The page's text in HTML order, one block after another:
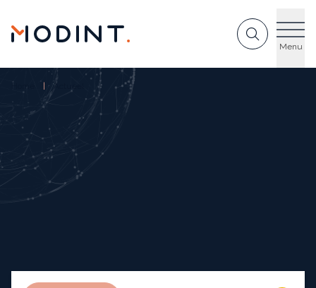
Menu
Actueel